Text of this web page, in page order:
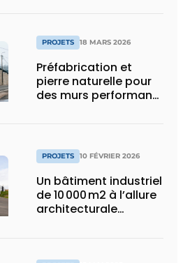
PROJETS 18 MARS 2026
Préfabrication et
pierre naturelle pour
des murs performants
PROJETS 10 FÉVRIER 2026
Un bâtiment industriel
de 10 000 m2 à l’allure
architecturale